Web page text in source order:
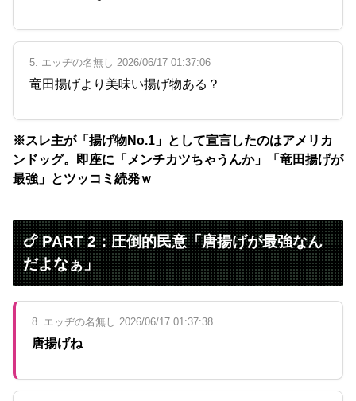
5. エッヂの名無し 2026/06/17 01:37:06
竜田揚げより美味い揚げ物ある？
※スレ主が「揚げ物No.1」として宣言したのはアメリカ
ンドッグ。即座に「メンチカツちゃうんか」「竜田揚げが
最強」とツッコミ続発ｗ
🍗 PART 2：圧倒的民意「唐揚げが最強なん
だよなぁ」
8. エッヂの名無し 2026/06/17 01:37:38
唐揚げね